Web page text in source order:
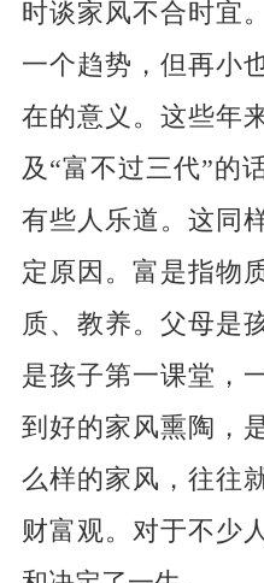
时谈家风不合时宜
一个趋势，但再小
在的意义。这些年
及“富不过三代”的
有些人乐道。这同
定原因。富是指物
质、教养。父母是
是孩子第一课堂，
到好的家风熏陶，
么样的家风，往往
财富观。对于不少